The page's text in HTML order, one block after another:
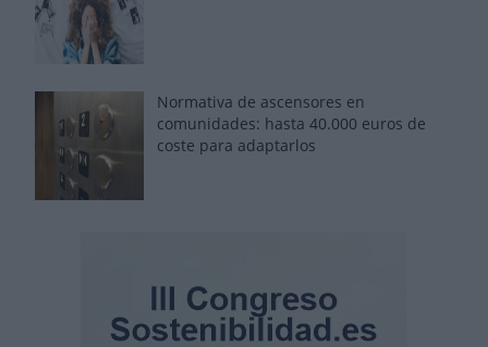
Normativa de ascensores en
comunidades: hasta 40.000 euros de
coste para adaptarlos